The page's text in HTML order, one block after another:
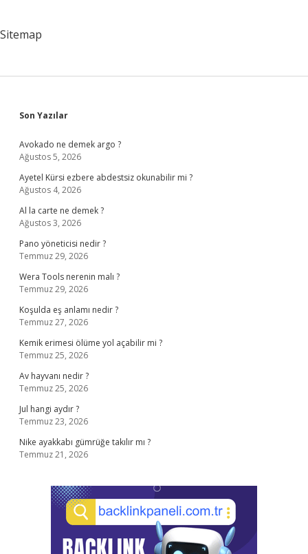
Sitemap
Sidebar
Son Yazılar
Avokado ne demek argo ?
Ağustos 5, 2026
Ayetel Kürsi ezbere abdestsiz okunabilir mi ?
Ağustos 4, 2026
Al la carte ne demek ?
Ağustos 3, 2026
Pano yöneticisi nedir ?
Temmuz 29, 2026
Wera Tools nerenin malı ?
Temmuz 29, 2026
Koşulda eş anlamı nedir ?
Temmuz 27, 2026
Kemik erimesi ölüme yol açabilir mi ?
Temmuz 25, 2026
Av hayvanı nedir ?
Temmuz 25, 2026
Jul hangi aydır ?
Temmuz 23, 2026
Nike ayakkabı gümrüğe takılır mı ?
Temmuz 21, 2026